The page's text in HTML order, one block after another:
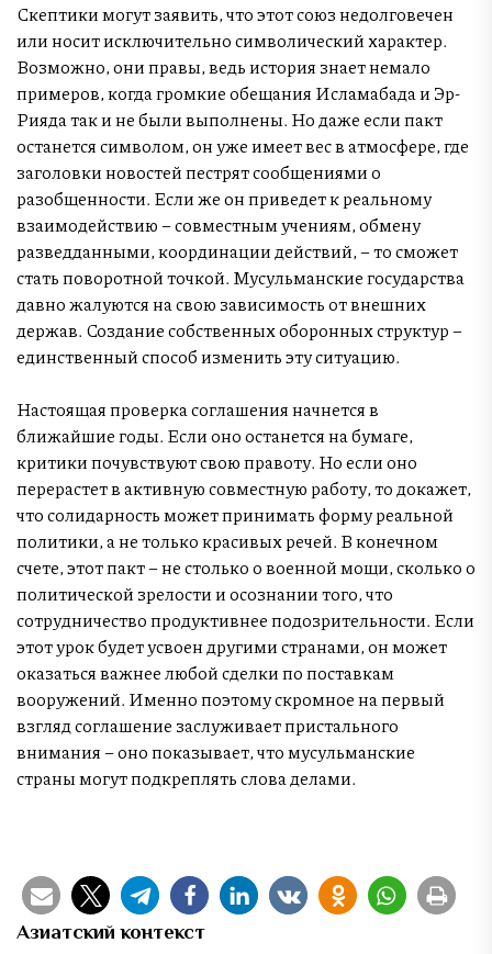
Скептики могут заявить, что этот союз недолговечен
или носит исключительно символический характер.
Возможно, они правы, ведь история знает немало
примеров, когда громкие обещания Исламабада и Эр-
Рияда так и не были выполнены. Но даже если пакт
останется символом, он уже имеет вес в атмосфере, где
заголовки новостей пестрят сообщениями о
разобщенности. Если же он приведет к реальному
взаимодействию – совместным учениям, обмену
разведданными, координации действий, – то сможет
стать поворотной точкой. Мусульманские государства
давно жалуются на свою зависимость от внешних
держав. Создание собственных оборонных структур –
единственный способ изменить эту ситуацию.
Настоящая проверка соглашения начнется в
ближайшие годы. Если оно останется на бумаге,
критики почувствуют свою правоту. Но если оно
перерастет в активную совместную работу, то докажет,
что солидарность может принимать форму реальной
политики, а не только красивых речей. В конечном
счете, этот пакт – не столько о военной мощи, сколько о
политической зрелости и осознании того, что
сотрудничество продуктивнее подозрительности. Если
этот урок будет усвоен другими странами, он может
оказаться важнее любой сделки по поставкам
вооружений. Именно поэтому скромное на первый
взгляд соглашение заслуживает пристального
внимания – оно показывает, что мусульманские
страны могут подкреплять слова делами.
Азиатский контекст